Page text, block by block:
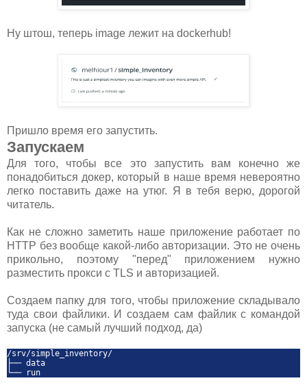
Ну штош, теперь image лежит на dockerhub!
Пришло время его запустить.
Запускаем
Для того, чтобы все это запустить вам конечно же
понадобиться докер, который в наше время невероятно
легко поставить даже на утюг. Я в тебя верю, дорогой
читатель.
Как не сложно заметить наше приложение работает по
HTTP без вообще какой-либо авторизации. Это не очень
прикольно, поэтому "перед" приложением нужно
разместить прокси с TLS и авторизацией.
Создаем папку для того, чтобы приложение складывало
туда свои файлики. И создаем сам файлик с командой
запуска (не самый лучший подход, да)
/srv/simple_inventory/
├── data
└── run